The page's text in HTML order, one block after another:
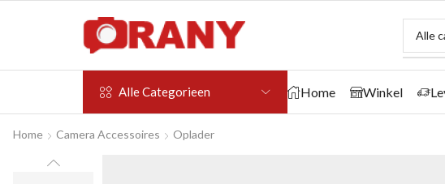
Alle Categorieen Home Winkel
Home Camera Accessoires Oplader